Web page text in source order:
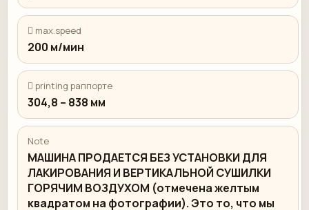
 max.speed
200 м/мин
 printing раппорте
304,8 – 838 мм
Note
МАШИНА ПРОДАЕТСЯ БЕЗ УСТАНОВКИ ДЛЯ
ЛАКИРОВАНИЯ И ВЕРТИКАЛЬНОЙ СУШИЛКИ
ГОРЯЧИМ ВОЗДУХОМ (отмечена желтым
квадратом на фотографии). Это то, что мы